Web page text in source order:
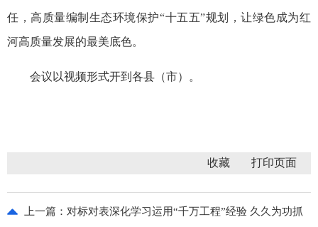
任，高质量编制生态环境保护“十五五”规划，让绿色成为红
河高质量发展的最美底色。
会议以视频形式开到各县（市）。
收藏
上一篇： 对标对表深化学习运用“千万工程”经验 久久为功抓